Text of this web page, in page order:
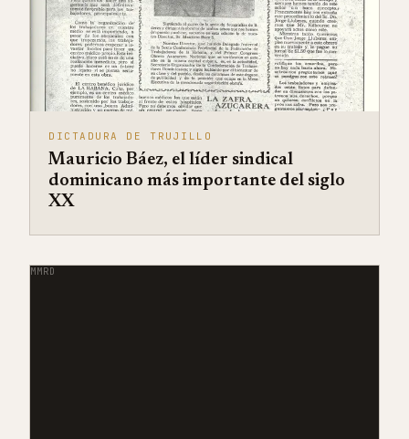
DICTADURA DE TRUJILLO
Mauricio Báez, el líder sindical
dominicano más importante del siglo
XX
MMRD